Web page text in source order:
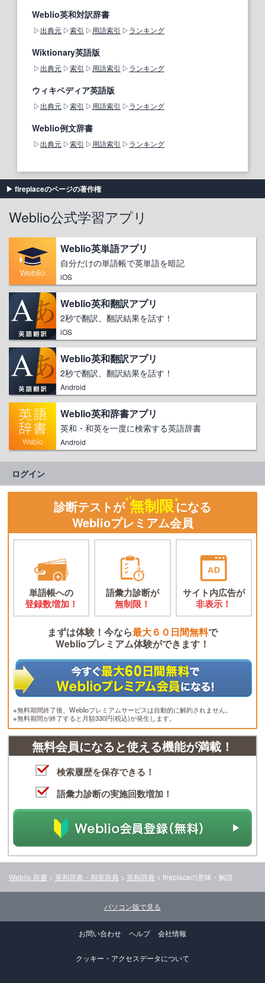
Weblio英和対訳辞書
出典元 索引 用語索引 ランキング
Wiktionary英語版
出典元 索引 用語索引 ランキング
ウィキペディア英語版
出典元 索引 用語索引 ランキング
Weblio例文辞書
出典元 索引 用語索引 ランキング
fireplaceのページの著作権
Weblio公式学習アプリ
Weblio英単語アプリ
自分だけの単語帳で英単語を暗記
iOS
Weblio英和翻訳アプリ
2秒で翻訳、翻訳結果を話す！
iOS
Weblio英和翻訳アプリ
2秒で翻訳、翻訳結果を話す！
Android
Weblio英和辞書アプリ
英和・和英を一度に検索する英語辞書
Android
ログイン
診断テストが 無制限になる
Weblioプレミアム会員
単語帳への
登録数増加！
語彙力診断が
無制限！
サイト内広告が
非表示！
まずは体験！今なら最大６０日間無料で
Weblioプレミアム体験ができます！
※無料期間終了後、Weblioプレミアムサービスは自動的に解約されません。
※無料期間が終了すると月額330円(税込)が発生します。
無料会員になると使える機能が満載！
検索履歴を保存できる！
語彙力診断の実施回数増加！
Weblio 辞書 > 英和辞典・和英辞典 > 英和辞典 > fireplaceの意味・解説
パソコン版で見る
お問い合わせ ヘルプ 会社情報
クッキー・アクセスデータについて